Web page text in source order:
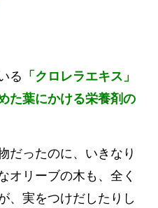
る
「クロレラエキス」
た葉にかける栄養剤の
だったのに、いきなり
オリーブの木も、全く
、実をつけだしたりし